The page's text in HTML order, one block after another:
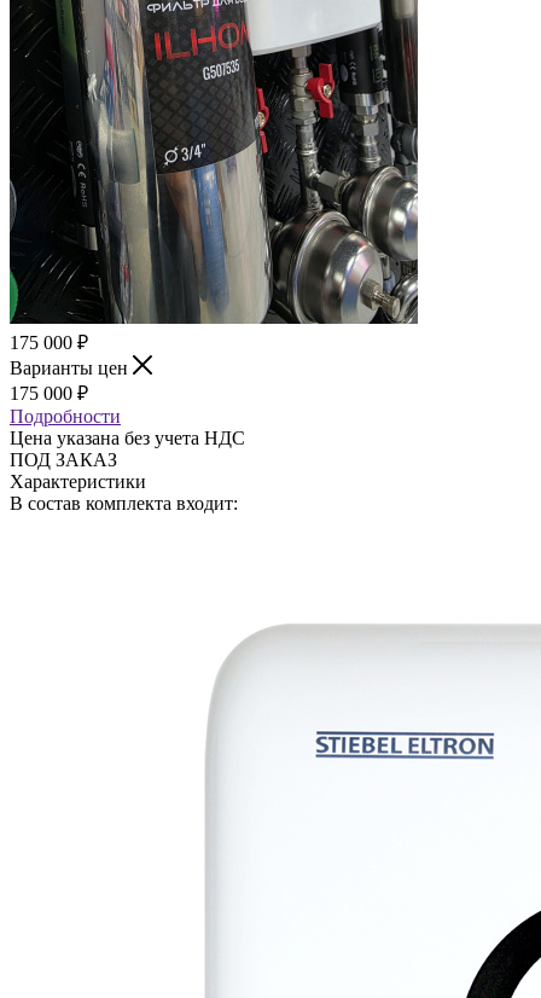
175 000 ₽
Варианты цен
175 000 ₽
Подробности
Цена указана без учета НДС
ПОД ЗАКАЗ
Характеристики
В состав комплекта входит: